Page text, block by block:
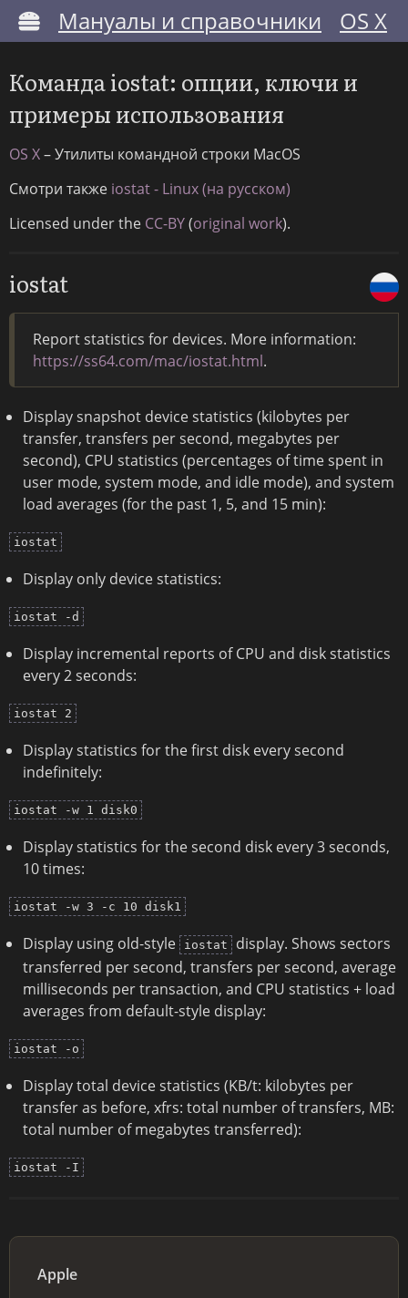
Мануалы и справочники OS X
Команда iostat: опции, ключи и
примеры использования
OS X– Утилиты командной строки MacOS
Смотри также iostat - Linux (на русском)
Licensed under the CC-BY(original work).
iostat
Report statistics for devices. More information:
https://ss64.com/mac/iostat.html.
Display snapshot device statistics (kilobytes per
transfer, transfers per second, megabytes per
second), CPU statistics (percentages of time spent in
user mode, system mode, and idle mode), and system
load averages (for the past 1, 5, and 15 min):
iostat
Display only device statistics:
iostat -d
Display incremental reports of CPU and disk statistics
every 2 seconds:
iostat 2
Display statistics for the first disk every second
indefinitely:
iostat -w 1 disk0
Display statistics for the second disk every 3 seconds,
10 times:
iostat -w 3 -c 10 disk1
Display using old-style iostat
display. Shows sectors
transferred per second, transfers per second, average
milliseconds per transaction, and CPU statistics + load
averages from default-style display:
iostat -o
Display total device statistics (KB/t: kilobytes per
transfer as before, xfrs: total number of transfers, MB:
total number of megabytes transferred):
iostat -I
Apple